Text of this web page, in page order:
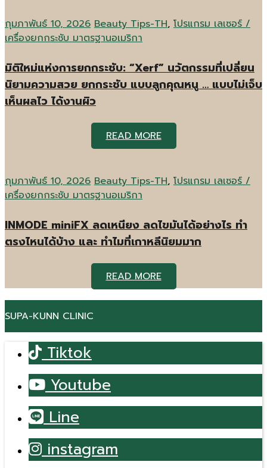
กุมภาพันธ์ 10, 2026 Beauty Tips-TH, โปรแกรม เลเซอร์ /
เครื่องยกกระชับ มาตรฐานอเมริกา
มิติใหม่แห่งการยกกระชับ: “Xerf” นวัตกรรมที่เปลี่ยน
นิยามความสวย ยกกระชับ แบบลูกคุณหนู … แบบไม่เจ็บ
เห็นผลไว ได้งานผิว
READ MORE
กุมภาพันธ์ 10, 2026 Beauty Tips-TH, โปรแกรม เลเซอร์ /
เครื่องยกกระชับ มาตรฐานอเมริกา
INMODE miniFX ลดเหนียง ลดไขมันได้อย่างไร ทำ
ตรงไหนได้บ้าง และ ทำไมที่เกาหลีนิยมมาก
READ MORE
SUPA-KUNN CLINIC
Tiktok
Youtube
Line
instagram